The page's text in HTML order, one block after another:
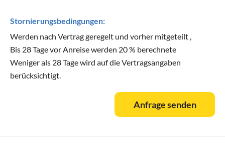
Stornierungsbedingungen:
Werden nach Vertrag geregelt und vorher mitgeteilt ,
Bis 28 Tage vor Anreise werden 20 % berechnete
Weniger als 28 Tage wird auf die Vertragsangaben
berücksichtigt.
Anfrage senden